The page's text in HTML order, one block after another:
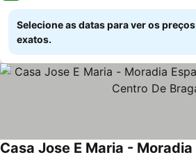
Selecione as datas para ver os preços
exatos.